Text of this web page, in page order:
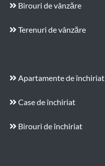
Birouri de vânzăre
Terenuri de vânzăre
Apartamente de închiriat
Case de închiriat
Birouri de închiriat